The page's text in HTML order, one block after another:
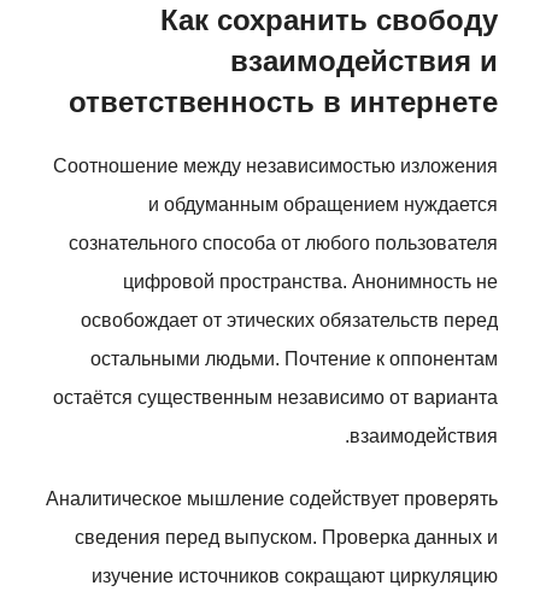
Как сохранить свободу
взаимодействия и
ответственность в интернете
Соотношение между независимостью изложения
и обдуманным обращением нуждается
сознательного способа от любого пользователя
цифровой пространства. Анонимность не
освобождает от этических обязательств перед
остальными людьми. Почтение к оппонентам
остаётся существенным независимо от варианта
взаимодействия.
Аналитическое мышление содействует проверять
сведения перед выпуском. Проверка данных и
изучение источников сокращают циркуляцию